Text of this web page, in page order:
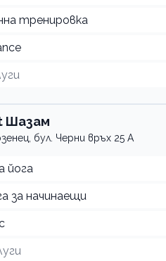
тренировка
Шазам
бул. Черни връх 25 А
йога
за начинаещи